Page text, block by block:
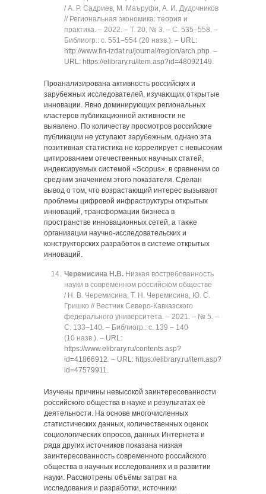
/ А. Р. Садриев, М. Маъруфи, А. И. Дудочников
// Региональная экономика: теория и
практика. ‒ 2022. ‒ Т. 20, № 3. ‒ C. 535‒558. ‒
Библиогр.: с. 551‒554 (20 назв.). ‒ URL:
http://www.fin-izdat.ru/journal/region/arch.php. ‒
URL: https://elibrary.ru/item.asp?id=48092149.
Проанализирована активность российских и
зарубежных исследователей, изучающих открытые
инновации. Явно доминирующих региональных
кластеров публикационной активности не
выявлено. По количеству просмотров российские
публикации не уступают зарубежным, однако эта
позитивная статистика не коррелирует с невысоким
цитированием отечественных научных статей,
индексируемых системой «Scopus», в сравнении со
средним значением этого показателя. Сделан
вывод о том, что возрастающий интерес вызывают
проблемы цифровой инфраструктуры открытых
инноваций, трансформации бизнеса в
пространстве инновационных сетей, а также
организации научно-исследовательских и
конструкторских разработок в системе открытых
инноваций.
Черемисина Н.В. Низкая востребованность
науки в современном российском обществе
/ Н. В. Черемисина, Т. Н. Черемисина, Ю. С.
Гришко // Вестник Северо-Кавказского
федерального университета. ‒ 2021. ‒ № 5. ‒
C. 133‒140. ‒ Библиогр.: с. 139 ‒ 140
(10 назв.). ‒ URL:
https://www.elibrary.ru/contents.asp?
id=41866912. ‒ URL: https://elibrary.ru/item.asp?
id=47579911.
Изучены причины невысокой заинтересованности
российского общества в науке и результатах её
деятельности. На основе многочисленных
статистических данных, количественных оценок
социологических опросов, данных Интернета и
ряда других источников показана низкая
заинтересованность современного российского
общества в научных исследованиях и в развитии
науки. Рассмотрены объёмы затрат на
исследования и разработки, источники